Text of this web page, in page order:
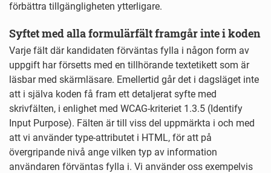
förbättra tillgängligheten ytterligare.
Syftet med alla formulärfält framgår inte i koden
Varje fält där kandidaten förväntas fylla i någon form av
uppgift har försetts med en tillhörande textetikett som är
läsbar med skärmläsare. Emellertid går det i dagsläget inte
att i själva koden få fram ett detaljerat syfte med
skrivfälten, i enlighet med WCAG-kriteriet 1.3.5 (Identify
Input Purpose). Fälten är till viss del uppmärkta i och med
att vi använder type-attributet i HTML, för att på
övergripande nivå ange vilken typ av information
användaren förväntas fylla i. Vi använder oss exempelvis